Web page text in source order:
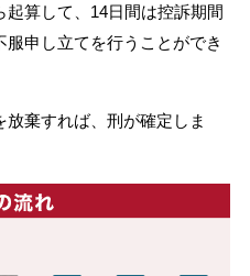
起算して、14日間は控訴期間
申し立てを行うことができ
棄すれば、刑が確定しま